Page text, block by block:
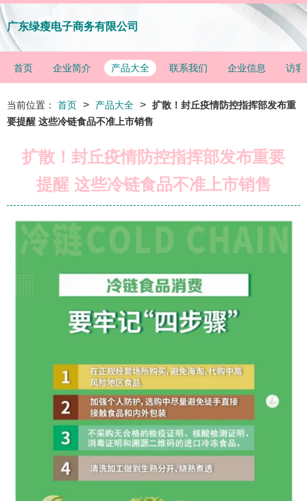
广东绿瘦电子商务有限公司
首页 企业简介 产品大全 联系我们 企业信息 访客
当前位置： 首页 > 产品大全 > 扩散！封丘疫情防控指挥部发布重
要提醒 这些冷链食品不准上市销售
扩散！封丘疫情防控指挥部发布重要
提醒 这些冷链食品不准上市销售